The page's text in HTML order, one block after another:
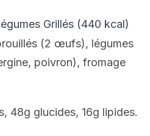
Grillés (440 kcal)
(2 œufs), légumes
poivron), fromage
48g glucides, 16g lipides.